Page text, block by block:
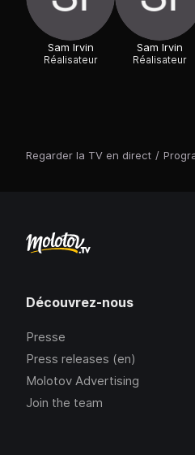
Regarder la TV en direct /
Sam Irvin
Réalisateur
Sam Irvin
Réalisateur
Découvrez-nous
Presse
Press releases (en)
Molotov Advertising
Join the team